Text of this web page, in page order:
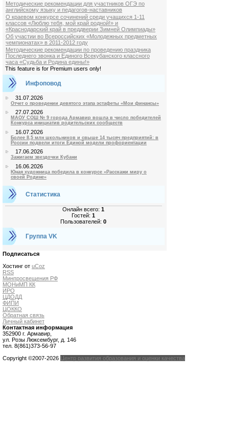
Методические рекомендации для участников ОГЭ по
английскому языку и педагогов-наставников
О краевом конкурсе сочинений среди учащихся 1-11
классов «Люблю тебя, мой край родной!» и
«Краснодарский край в преддверии Зимней Олимпиады»
Об участии во Всероссийских «Молодежных предметных
чемпионатах» в 2011-2012 году
Методические рекомендации по проведению праздника
Последнего звонка и Единого Всекубанского классного
часа «Судьба и Родина едины!»
This feature is for Premium users only!
Инфоповод
31.07.2026
Отчет о проведении девятого этапа эстафеты «Мои финансы»
27.07.2026
МАОУ СОШ № 9 города Армавир вошла в число победителей
Конкурса инициатив родительских сообществ
16.07.2026
Более 8,5 млн школьников и свыше 14 тысяч предприятий: в
России подвели итоги Единой модели профориентации
17.06.2026
Зажигаем звездочки Кубани
16.06.2026
Юная художница победила в конкурсе «Расскажи миру о
своей Родине»
Статистика
Онлайн всего:1
Гостей:1
Пользователей:0
Группа VK
Подписаться
Хостинг от uCoz
RSS
Минпросвещения РФ
МОНиМП КК
ИРО
ЦДОДД
ФИПИ
ЦОККО
Обратная связь
Личный кабинет
Контактная информация
352900 г. Армавир,
ул. Розы Люксембург, д. 146
тел. 8(861)373-56-97
Copyright ©2007-2026 Центр развития образования и оценки качества